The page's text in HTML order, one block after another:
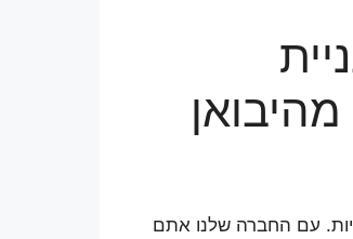
עם החברה שלנו אתם